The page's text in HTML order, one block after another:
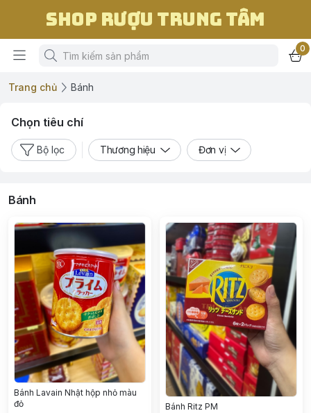
Shop Rượu Trung Tâm
0
Trang chủ Bánh
Chọn tiêu chí
Bộ lọc Thương hiệu Đơn vị
Bánh
Bánh Lavain Nhật hộp nhỏ màu
đỏ
Bánh Ritz PM